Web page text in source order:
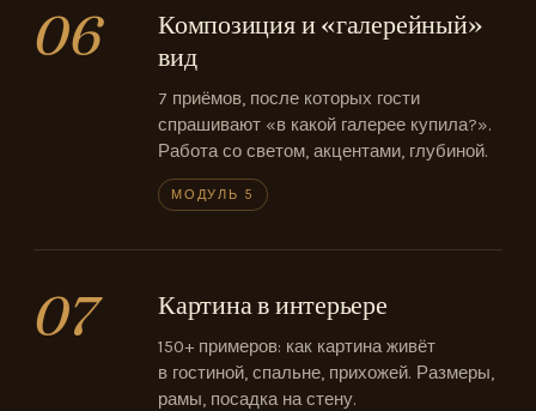
06
Композиция и «галерейный»
вид
7 приёмов, после которых гости
спрашивают «в какой галерее купила?».
Работа со светом, акцентами, глубиной.
МОДУЛЬ 5
07 Картина в интерьере
150+ примеров: как картина живёт
в гостиной, спальне, прихожей. Размеры,
рамы, посадка на стену.